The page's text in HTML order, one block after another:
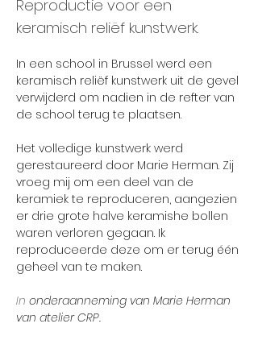
Reproductie voor een
keramisch reliëf kunstwerk.
In een school in Brussel werd een
keramisch reliëf kunstwerk uit de gevel
verwijderd om nadien in de refter van
de school terug te plaatsen.
Het volledige kunstwerk werd
gerestaureerd door Marie Herman. Zij
vroeg mij om een deel van de
keramiek te reproduceren, aangezien
er drie grote halve keramishe bollen
waren verloren gegaan. Ik
reproduceerde deze om er terug één
geheel van te maken.
In onderaanneming van Marie Herman
van atelier CRP.